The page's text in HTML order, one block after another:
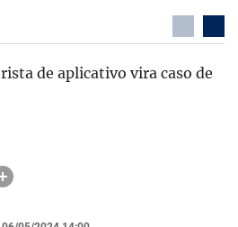
de aplicativo vira caso de